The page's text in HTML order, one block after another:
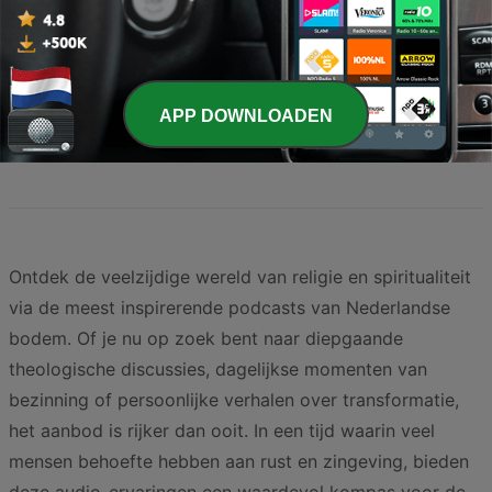
6 dagen geleden
Pagina2van4
<
2 3 4 >
Ontdek de veelzijdige wereld van religie en spiritualiteit
via de meest inspirerende podcasts van Nederlandse
bodem. Of je nu op zoek bent naar diepgaande
theologische discussies, dagelijkse momenten van
bezinning of persoonlijke verhalen over transformatie,
het aanbod is rijker dan ooit. In een tijd waarin veel
mensen behoefte hebben aan rust en zingeving, bieden
APP DOWNLOADEN